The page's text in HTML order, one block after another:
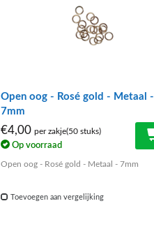
Open oog - Rosé gold - Metaal -
7mm
€4,00 per zakje(50 stuks)
Op voorraad
Open oog - Rosé gold - Metaal - 7mm
Toevoegen aan vergelijking